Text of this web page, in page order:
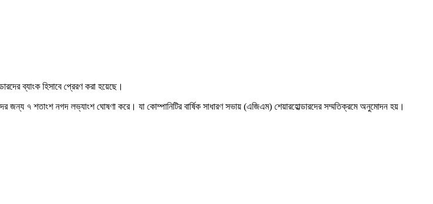
ব্যাংক হিসাবে প্রেরণ করা হয়েছে।
জন্য ৭ শতাংশ নগদ লভ্যাংশ ঘোষণা করে। যা কোম্পানিটির বার্ষিক সাধারণ সভায় (এজিএম) শেয়ারহোল্ডারদের সম্মতিক্রমে অনুমোদন হয়।